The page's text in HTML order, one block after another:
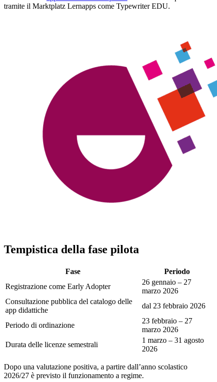
tramite il Marktplatz Lernapps come Typewriter EDU.
Tempistica della fase pilota
Fase
Periodo
Registrazione come Early Adopter
26 gennaio – 27
marzo 2026
Consultazione pubblica del catalogo delle
app didattiche
dal 23 febbraio 2026
Periodo di ordinazione
23 febbraio – 27
marzo 2026
Durata delle licenze semestrali
1 marzo – 31 agosto
2026
Dopo una valutazione positiva, a partire dall’anno scolastico
2026/27 è previsto il funzionamento a regime.